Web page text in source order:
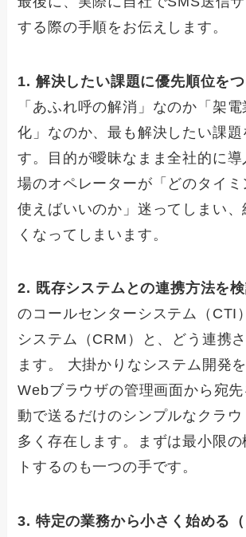
する際の手順をお伝えします。
1. 解決したい課題に優先順位を
「あふれ呼の解消」なのか「架
化」なのか、最も解決したい課題
す。目的が曖昧なまま全社的に
場のオペレーターが「どのタイミ
使えばいいのか」迷ってしまい
くなってしまいます。
2. 既存システムとの連携方法を
のコールセンターシステム（CTI
システム（CRM）と、どう連携
ます。 大掛かりなシステム開発
Webブラウザの管理画面から宛
動で送るだけのシンプルなクラウ
多く存在します。まずは最小限
トするのも一つの手です。
3. 特定の業務から小さく始める